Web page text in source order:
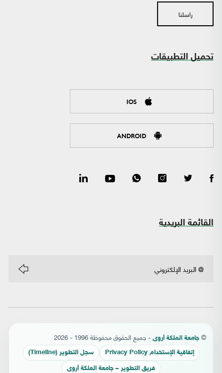
راسلنا
تحميل التطبيقات
IOS
ANDROID
القائمة البريدية
© جامعة الملكة أروى - جميع الحقوق محفوظة 1996 - 2026
إتفاقية الإستخدام Privacy Policy سجل التطوير (Timeline)
فريق التطوير – جامعة الملكة أروى